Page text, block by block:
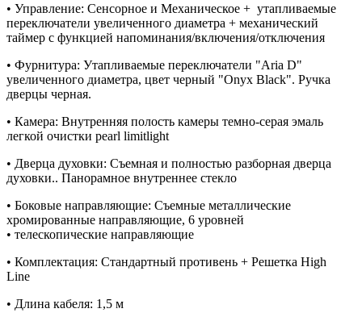
• Управление: Сенсорное и Механическое + утапливаемые
переключатели увеличенного диаметра + механический
таймер с функцией напоминания/включения/отключения
• Фурнитура: Утапливаемые переключатели "Aria D"
увеличенного диаметра, цвет черный "Onyx Black". Ручка
дверцы черная.
• Камера: Внутренняя полость камеры темно-серая эмаль
легкой очистки pearl limitlight
• Дверца духовки: Съемная и полностью разборная дверца
духовки.. Панорамное внутреннее стекло
• Боковые направляющие: Съемные металлические
хромированные направляющие, 6 уровней
• телескопические направляющие
• Комплектация: Стандартный противень + Решетка High
Line
• Длина кабеля: 1,5 м